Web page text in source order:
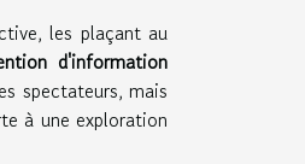
les plaçant au
d'information
spectateurs, mais
à une exploration